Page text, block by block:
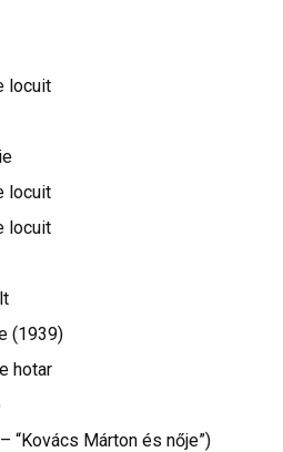
locuit
locuit
locuit
(1939)
hotar
“Kovács Márton és nője”)